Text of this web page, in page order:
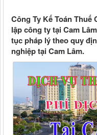
Công Ty Kế Toán Thuế
lập công ty tại Cam
tục pháp lý theo quy
nghiệp tại Cam Lâm.